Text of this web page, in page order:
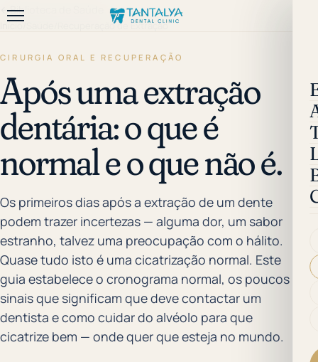
←Biblioteca de Saúde
Início/ Recuperação de Extração
CIRURGIA ORAL E RECUPERAÇÃO
Após uma extração
dentária: o que é
normal e o que não é.
Os primeiros dias após a extração de um dente
podem trazer incertezas — alguma dor, um sabor
estranho, talvez uma preocupação com o hálito.
Quase tudo isto é uma cicatrização normal. Este
guia estabelece o cronograma normal, os poucos
sinais que significam que deve contactar um
dentista e como cuidar do alvéolo para que
cicatrize bem — onde quer que esteja no mundo.